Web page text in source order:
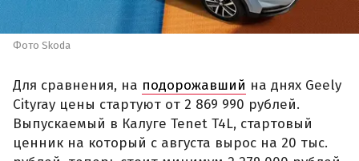
Фото Skoda
Для сравнения, на подорожавший на днях Geely
Cityray цены стартуют от 2 869 990 рублей.
Выпускаемый в Калуге Tenet T4L, стартовый
ценник на который с августа вырос на 20 тыс.